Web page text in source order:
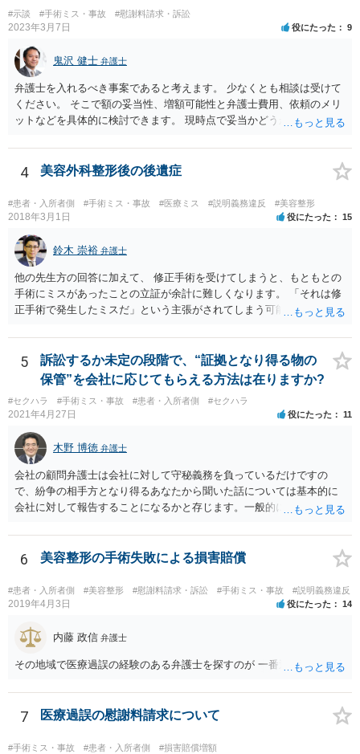
因果関係」です。 手術のミスと関係のないことまでは責任追及ができ
ないということです。 手術のミスの結果，手術前と比べて見た目が著
しく悪くなってしまったとか， 手術のミスの結果，入院期間が延びて
しまったとかいう事情があれば， 追加請求が可能な余地があります。
ただし，手術代の返金に応じた際に「これ以上金銭の請求はしませ
ん」という趣旨の合意をしてしまっていると， 上記の請求は，基本的
には困難となります。
#示談 #手術ミス・事故 #慰謝料請求・訴訟
2023年3月7日 役にたった 9
鬼沢 健士 弁護士
弁護士を入れるべき事案であると考えます。 少なくとも相談は受けて
ください。 そこで額の妥当性、増額可能性と弁護士費用、依頼のメリ
ットなどを具体的に検討できます。 現時点で妥当かどうかを即断する
4 美容外科整形後の後遺症
#患者・入所者側 #手術ミス・事故 #医療ミス #説明義務違反 #美容整形
2018年3月1日 役にたった 15
鈴木 崇裕 弁護士
他の先生方の回答に加えて、 修正手術を受けてしまうと、もともとの
手術にミスがあったことの立証が余計に難しくなります。 「それは修
正手術で発生したミスだ」という主張がされてしまう可能性があるか
検討なさっているのであれば、修正手術を受けるまえに弁護士に相談
して対応を決めることを強くお勧めいたします。
5
訴訟するか未定の段階で、“証拠となり得る物の
保管”を会社に応じてもらえる方法は在りますか?
#セクハラ #手術ミス・事故 #患者・入所者側 #セクハラ
2021年4月27日 役にたった 11
木野 博徳 弁護士
会社の顧問弁護士は会社に対して守秘義務を負っているだけですの
で、紛争の相手方となり得るあなたから聞いた話については基本的に
会社に対して報告することになるかと存じます。一般的に弁護士かぎ
ってはあるかもしれませんが、相手方に誤解を与える可能性があり、
利益相反の問題が生じうるのでそういった要請は拒絶する場合が大半
でしょうし、とりわけ今回の状況において弁護士かぎりの話にしてほ
しいという要望を受け容れる弁護士はほとんどいないと思います。 会
社内の部署に相談した場合についても通常は会社内で情報共有が図ら
に相談した上で、事案の見通し等を示してもらい、訴訟するかどうか
を早急に決断された方が良いかと存じます。訴訟提起を選択される場
合は、通常、会社が隠蔽のため過去の記録を廃棄すること等を防ぐた
とも一般論としては会社が隠蔽工作を行う可能性があるため、慎重な
6 美容整形の手術失敗による損害賠償
#患者・入所者側 #美容整形 #慰謝料請求・訴訟 #手術ミス・事故 #説明義務違反
2019年4月3日 役にたった 14
内藤 政信 弁護士
その地域で医療過誤の経験のある弁護士を探すのが 一番近道だね。
7 医療過誤の慰謝料請求について
#手術ミス・事故 #患者・入所者側 #損害賠償増額